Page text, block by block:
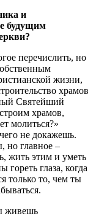
и
будущим
перечислить, но
жизни,
храмов
Святейший
храмов,
молиться?»
не докажешь.
но главное –
жить этим и уметь
гореть глаза, когда
только то, чем ты
живешь